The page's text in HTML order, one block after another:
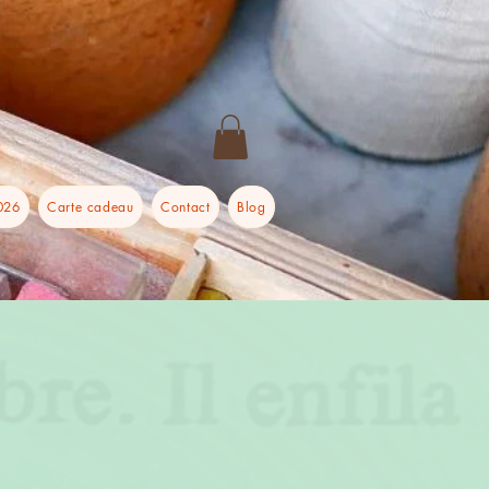
Carte cadeau Contact Blog